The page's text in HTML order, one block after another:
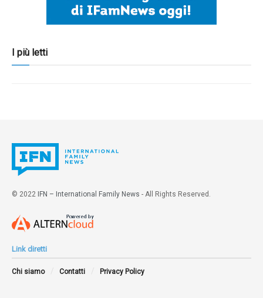
I più letti
© 2022 IFN – International Family News - All Rights Reserved.
Link diretti
Chi siamo Contatti Privacy Policy